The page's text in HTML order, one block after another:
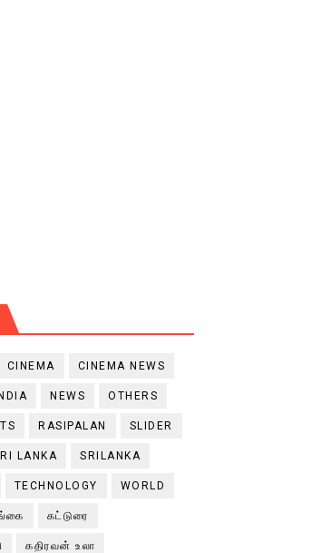
CINEMA CINEMA NEWS
NEWS OTHERS
RASIPALAN SLIDER
LANKA SRILANKA
TECHNOLOGY WORLD
கட்டுரை
கதிரவன் உலா